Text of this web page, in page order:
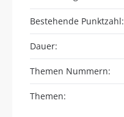
Bestehende Punktzahl:
Dauer:
Themen Nummern:
Themen: